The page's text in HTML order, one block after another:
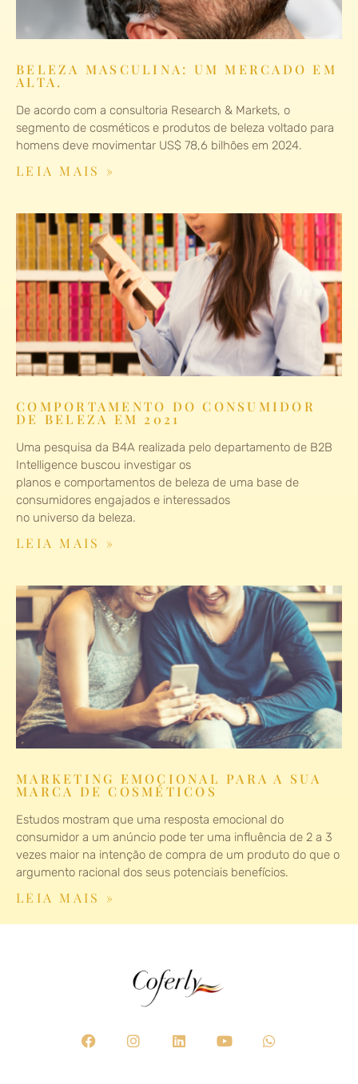
BELEZA MASCULINA: UM MERCADO EM
ALTA.
De acordo com a consultoria Research & Markets, o
segmento de cosméticos e produtos de beleza voltado para
homens deve movimentar US$ 78,6 bilhões em 2024.
LEIA MAIS »
COMPORTAMENTO DO CONSUMIDOR
DE BELEZA EM 2021
Uma pesquisa da B4A realizada pelo departamento de B2B
Intelligence buscou investigar os
planos e comportamentos de beleza de uma base de
consumidores engajados e interessados
no universo da beleza.
LEIA MAIS »
MARKETING EMOCIONAL PARA A SUA
MARCA DE COSMÉTICOS
Estudos mostram que uma resposta emocional do
consumidor a um anúncio pode ter uma influência de 2 a 3
vezes maior na intenção de compra de um produto do que o
argumento racional dos seus potenciais benefícios.
LEIA MAIS »
F
a
I
n
L
i
Y
o
W
h